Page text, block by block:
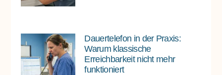
Dauertelefon in der Praxis:
Warum klassische
Erreichbarkeit nicht mehr
funktioniert